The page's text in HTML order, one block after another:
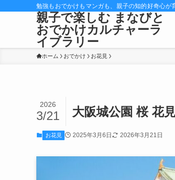
勉強もおでかけもマンガも、親子の知的好奇心が
親子で楽しむ まなびと
おでかけカルチャーラ
イブラリー
ホーム おでかけ お花見
大阪城公園 桜 花
2026
3/21
お花見 2025年3月6日 2026年3月21日